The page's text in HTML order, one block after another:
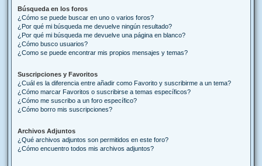
Búsqueda en los foros
¿Cómo se puede buscar en uno o varios foros?
¿Por qué mi búsqueda me devuelve ningún resultado?
¿Por qué mi búsqueda me devuelve una página en blanco?
¿Cómo busco usuarios?
¿Como se puede encontrar mis propios mensajes y temas?
Suscripciones y Favoritos
¿Cuál es la diferencia entre añadir como Favorito y suscribirme a un tema?
¿Cómo marcar Favoritos o suscribirse a temas específicos?
¿Cómo me suscribo a un foro específico?
¿Cómo borro mis suscripciones?
Archivos Adjuntos
¿Qué archivos adjuntos son permitidos en este foro?
¿Cómo encuentro todos mis archivos adjuntos?